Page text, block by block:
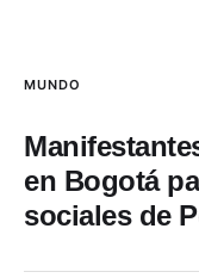
MUNDO
en Bogotá
sociales de